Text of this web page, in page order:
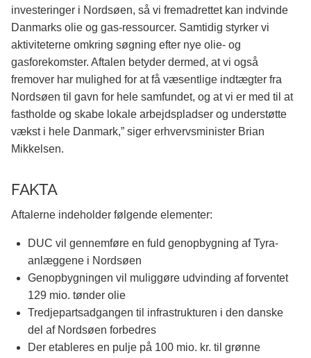
investeringer i Nordsøen, så vi fremadrettet kan indvinde
Danmarks olie og gas-ressourcer. Samtidig styrker vi
aktiviteterne omkring søgning efter nye olie- og
gasforekomster. Aftalen betyder dermed, at vi også
fremover har mulighed for at få væsentlige indtægter fra
Nordsøen til gavn for hele samfundet, og at vi er med til at
fastholde og skabe lokale arbejdspladser og understøtte
vækst i hele Danmark,” siger erhvervsminister Brian
Mikkelsen.
FAKTA
Aftalerne indeholder følgende elementer:
DUC vil gennemføre en fuld genopbygning af Tyra-
anlæggene i Nordsøen
Genopbygningen vil muliggøre udvinding af forventet
129 mio. tønder olie
Tredjepartsadgangen til infrastrukturen i den danske
del af Nordsøen forbedres
Der etableres en pulje på 100 mio. kr. til grønne